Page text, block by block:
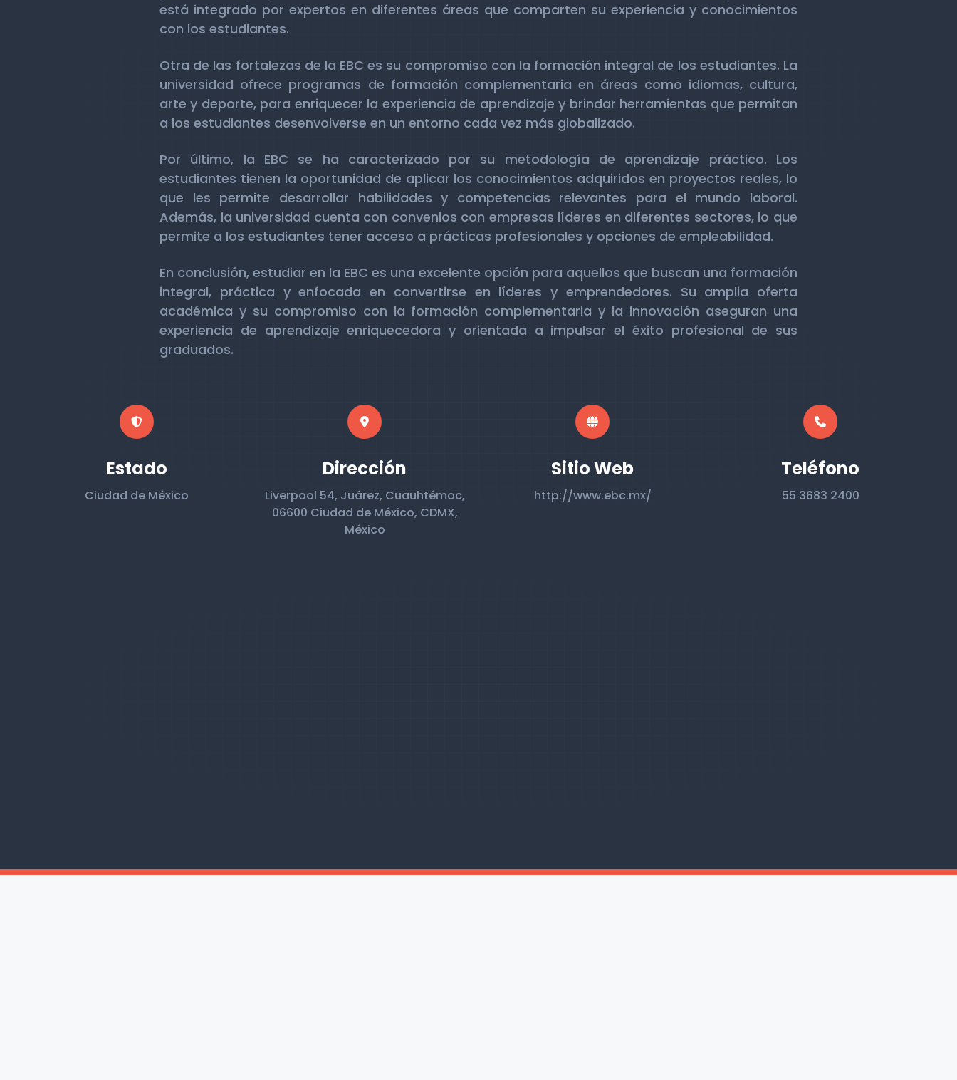
está integrado por expertos en diferentes áreas que comparten su experiencia y conocimientos
con los estudiantes.
Otra de las fortalezas de la EBC es su compromiso con la formación integral de los estudiantes. La
universidad ofrece programas de formación complementaria en áreas como idiomas, cultura,
arte y deporte, para enriquecer la experiencia de aprendizaje y brindar herramientas que permitan
a los estudiantes desenvolverse en un entorno cada vez más globalizado.
Por último, la EBC se ha caracterizado por su metodología de aprendizaje práctico. Los
estudiantes tienen la oportunidad de aplicar los conocimientos adquiridos en proyectos reales, lo
que les permite desarrollar habilidades y competencias relevantes para el mundo laboral.
Además, la universidad cuenta con convenios con empresas líderes en diferentes sectores, lo que
permite a los estudiantes tener acceso a prácticas profesionales y opciones de empleabilidad.
En conclusión, estudiar en la EBC es una excelente opción para aquellos que buscan una formación
integral, práctica y enfocada en convertirse en líderes y emprendedores. Su amplia oferta
académica y su compromiso con la formación complementaria y la innovación aseguran una
experiencia de aprendizaje enriquecedora y orientada a impulsar el éxito profesional de sus
graduados.
Estado
Ciudad de México
Dirección
Liverpool 54, Juárez, Cuauhtémoc,
06600 Ciudad de México, CDMX,
México
Sitio Web
http://www.ebc.mx/
Teléfono
55 3683 2400